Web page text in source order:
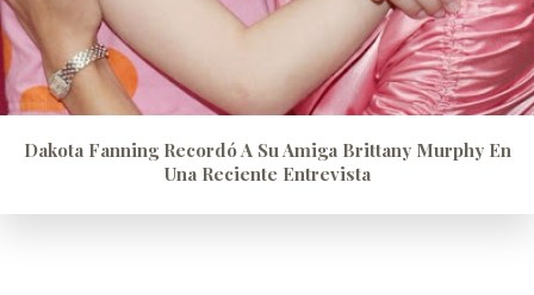
Dakota Fanning Recordó A Su Amiga Brittany Murphy En
Una Reciente Entrevista